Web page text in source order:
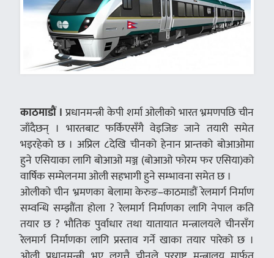
काठमाडौं ।प्रधानमन्त्री केपी शर्मा ओलीको भारत भ्रमणपछि चीन
जाँदैछन् । भारतबाट फर्किएसँगै वेइजिङ जाने तयारी समेत
भइरहेको छ । अप्रिल ८देखि चीनको हेनान प्रान्तको बोआओमा
हुने एसियाका लागि बोआओ मञ्ज (बोआओ फोरम फर एसिया)को
वार्षिक सम्मेलनमा ओली सहभागी हुने सम्भावना समेत छ ।
ओलीको चीन भ्रमणका बेलामा केरुङ–काठमाडौं रेलमार्ग निर्माण
सम्वन्धि सम्झौंता होला ? रेलमार्ग निर्माणका लागि नेपाल कति
तयार छ ? भौतिक पुर्वाधार तथा यातायात मन्त्रालयले चीनसँग
रेलमार्ग निर्माणका लागि प्रस्ताव गर्ने खाका तयार पारेको छ ।